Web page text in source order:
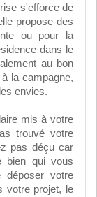
s'efforce de
propose des
ou pour la
dans le
au bon
la campagne,
envies.
mis à votre
trouvé votre
pas déçu car
bien qui vous
votre
votre projet, le